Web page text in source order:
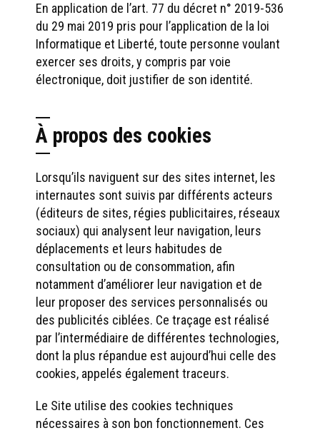
En application de l’art. 77 du décret n° 2019-536
du 29 mai 2019 pris pour l’application de la loi
Informatique et Liberté, toute personne voulant
exercer ses droits, y compris par voie
électronique, doit justifier de son identité.
À propos des cookies
Lorsqu’ils naviguent sur des sites internet, les
internautes sont suivis par différents acteurs
(éditeurs de sites, régies publicitaires, réseaux
sociaux) qui analysent leur navigation, leurs
déplacements et leurs habitudes de
consultation ou de consommation, afin
notamment d’améliorer leur navigation et de
leur proposer des services personnalisés ou
des publicités ciblées. Ce traçage est réalisé
par l’intermédiaire de différentes technologies,
dont la plus répandue est aujourd’hui celle des
cookies, appelés également traceurs.
Le Site utilise des cookies techniques
nécessaires à son bon fonctionnement. Ces